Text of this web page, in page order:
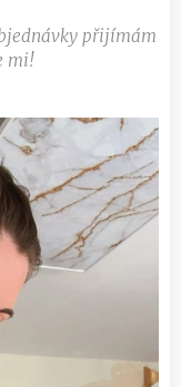
přijímám
mi!